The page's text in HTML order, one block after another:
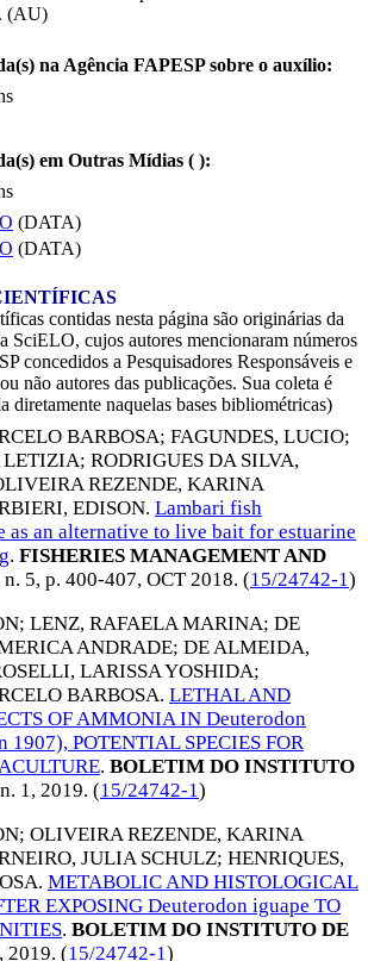
(AU)
na Agência FAPESP sobre o auxílio:
em Outras Mídias ( ):
(DATA)
(DATA)
contidas nesta página são originárias da
SciELO, cujos autores mencionaram números
concedidos a Pesquisadores Responsáveis e
não autores das publicações. Sua coleta é
diretamente naquelas bases bibliométricas)
BARBOSA; FAGUNDES, LUCIO;
LETIZIA; RODRIGUES DA SILVA,
REZENDE, KARINA
EDISON. Lambari fish
as an alternative to live bait for estuarine
. FISHERIES MANAGEMENT AND
n. 5, p. 400-407, OCT 2018. (15/24742-1)
; LENZ, RAFAELA MARINA; DE
ANDRADE; DE ALMEIDA,
LARISSA YOSHIDA;
BARBOSA. LETHAL AND
OF AMMONIA IN Deuterodon
1907), POTENTIAL SPECIES FOR
. BOLETIM DO INSTITUTO
1, 2019. (15/24742-1)
; OLIVEIRA REZENDE, KARINA
JULIA SCHULZ; HENRIQUES,
. METABOLIC AND HISTOLOGICAL
EXPOSING Deuterodon iguape TO
. BOLETIM DO INSTITUTO DE
2019. (15/24742-1)